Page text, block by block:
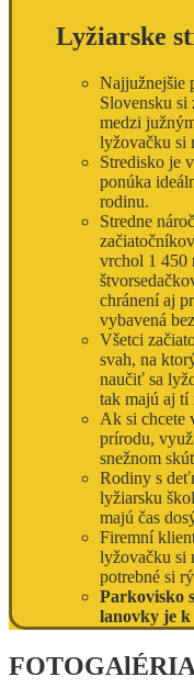
Lyžiarske
Najjužnejšie
Slovensku si
medzi
lyžovačku si
Stredisko je
ponúka
rodinu.
Stredne
vrchol 1 450
chránení aj
vybavená
Všetci
svah, na
naučiť sa
tak majú aj tí
Ak si chcete
prírodu,
snežnom
Rodiny s
lyžiarsku
majú čas
Firemní
lyžovačku si
potrebné si
Parkovisko
lanovky je k